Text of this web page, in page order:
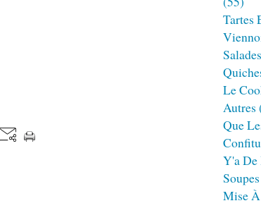
Tartes
Salades
Le
Autres
Que
Y'a De
Soupes
Mise